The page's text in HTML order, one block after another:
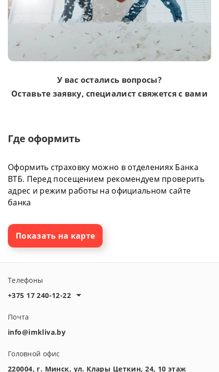
У вас остались вопросы?
Оставьте заявку, специалист свяжется с вами
Где оформить
Оформить страховку можно в отделениях Банка
ВТБ. Перед посещением рекомендуем проверить
адрес и режим работы на официальном сайте
банка
Показать на карте
Телефоны
+375 17 240-12-22
Почта
info@imkliva.by
Головной офис
220004, г. Минск, ул. Клары Цеткин, 24, 10 этаж